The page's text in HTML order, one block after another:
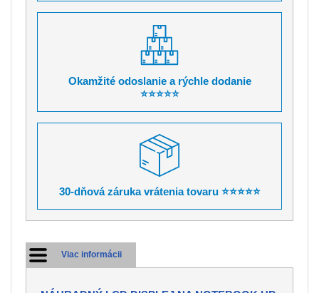
Okamžité odoslanie a rýchle dodanie
⭐⭐⭐⭐⭐
30-dňová záruka vrátenia tovaru ⭐⭐⭐⭐⭐
Viac informácii